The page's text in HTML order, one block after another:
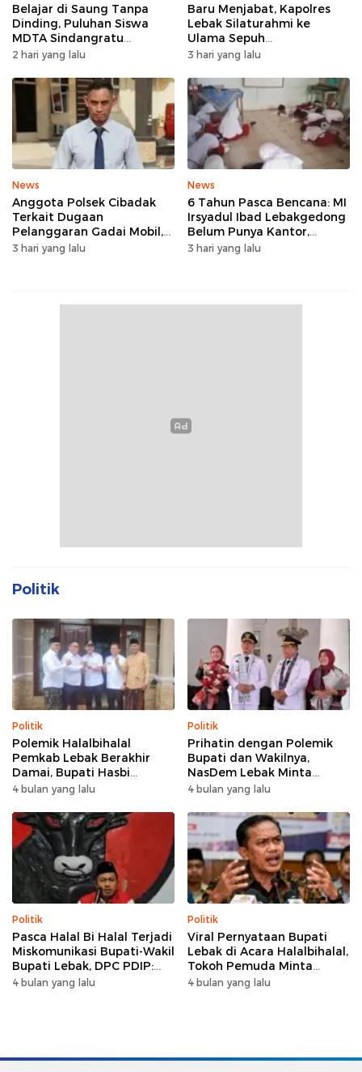
Belajar di Saung Tanpa
Dinding, Puluhan Siswa
MDTA Sindangratu
Panggarangan Bertahan
2 hari yang lalu
Baru Menjabat, Kapolres
Lebak Silaturahmi ke
Ulama Sepuh
Rangkasbitung
3 hari yang lalu
News
Anggota Polsek Cibadak
Terkait Dugaan
Pelanggaran Gadai Mobil,
Kasus Ditangani Bid
3 hari yang lalu
News
6 Tahun Pasca Bencana: MI
Irsyadul Ibad Lebakgedong
Belum Punya Kantor,
Belajar Tanpa Meja-Kursi
3 hari yang lalu
Politik
Politik
Polemik Halalbihalal
Pemkab Lebak Berakhir
Damai, Bupati Hasbi
Sambangi Kediaman
4 bulan yang lalu
Politik
Prihatin dengan Polemik
Bupati dan Wakilnya,
NasDem Lebak Minta
Saling Introspeksi
4 bulan yang lalu
Politik
Pasca Halal Bi Halal Terjadi
Miskomunikasi Bupati-Wakil
Bupati Lebak, DPC PDIP:
Kami Tetap Solid dan Akan
4 bulan yang lalu
Politik
Viral Pernyataan Bupati
Lebak di Acara Halalbihalal,
Tokoh Pemuda Minta
Bersatu hingga Usul
4 bulan yang lalu